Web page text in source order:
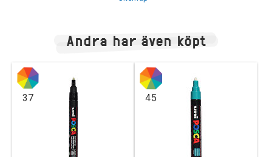
Andra har även köpt
37 45